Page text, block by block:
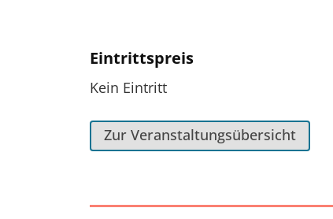
Eintrittspreis
Kein Eintritt
Zur Veranstaltungsübersicht